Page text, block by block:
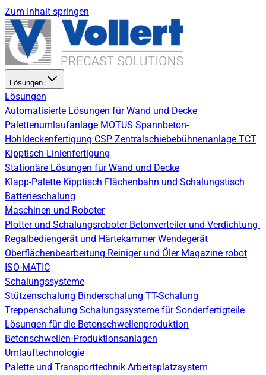
Zum Inhalt springen
Lösungen
Lösungen
Automatisierte Lösungen für Wand und Decke
Palettenumlaufanlage MOTUS Spannbeton-
Hohldeckenfertigung CSP Zentralschiebebühnenanlage TCT
Kipptisch-Linienfertigung
Stationäre Lösungen für Wand und Decke
Klapp-Palette Kipptisch Flächenbahn und Schalungstisch
Batterieschalung
Maschinen und Roboter
Plotter und Schalungsroboter Betonverteiler und Verdichtung
Regalbediengerät und HärtekammerWendegerät
Oberflächenbearbeitung Reiniger und Öler Magazine robot
ISO-MATIC
Schalungssysteme
Stützenschalung Binderschalung TT-Schalung
Treppenschalung Schalungssysteme für Sonderfertigteile
Lösungen für die Betonschwellenproduktion
Betonschwellen-Produktionsanlagen
Umlauftechnologie
Palette und Transporttechnik Arbeitsplatzsystem